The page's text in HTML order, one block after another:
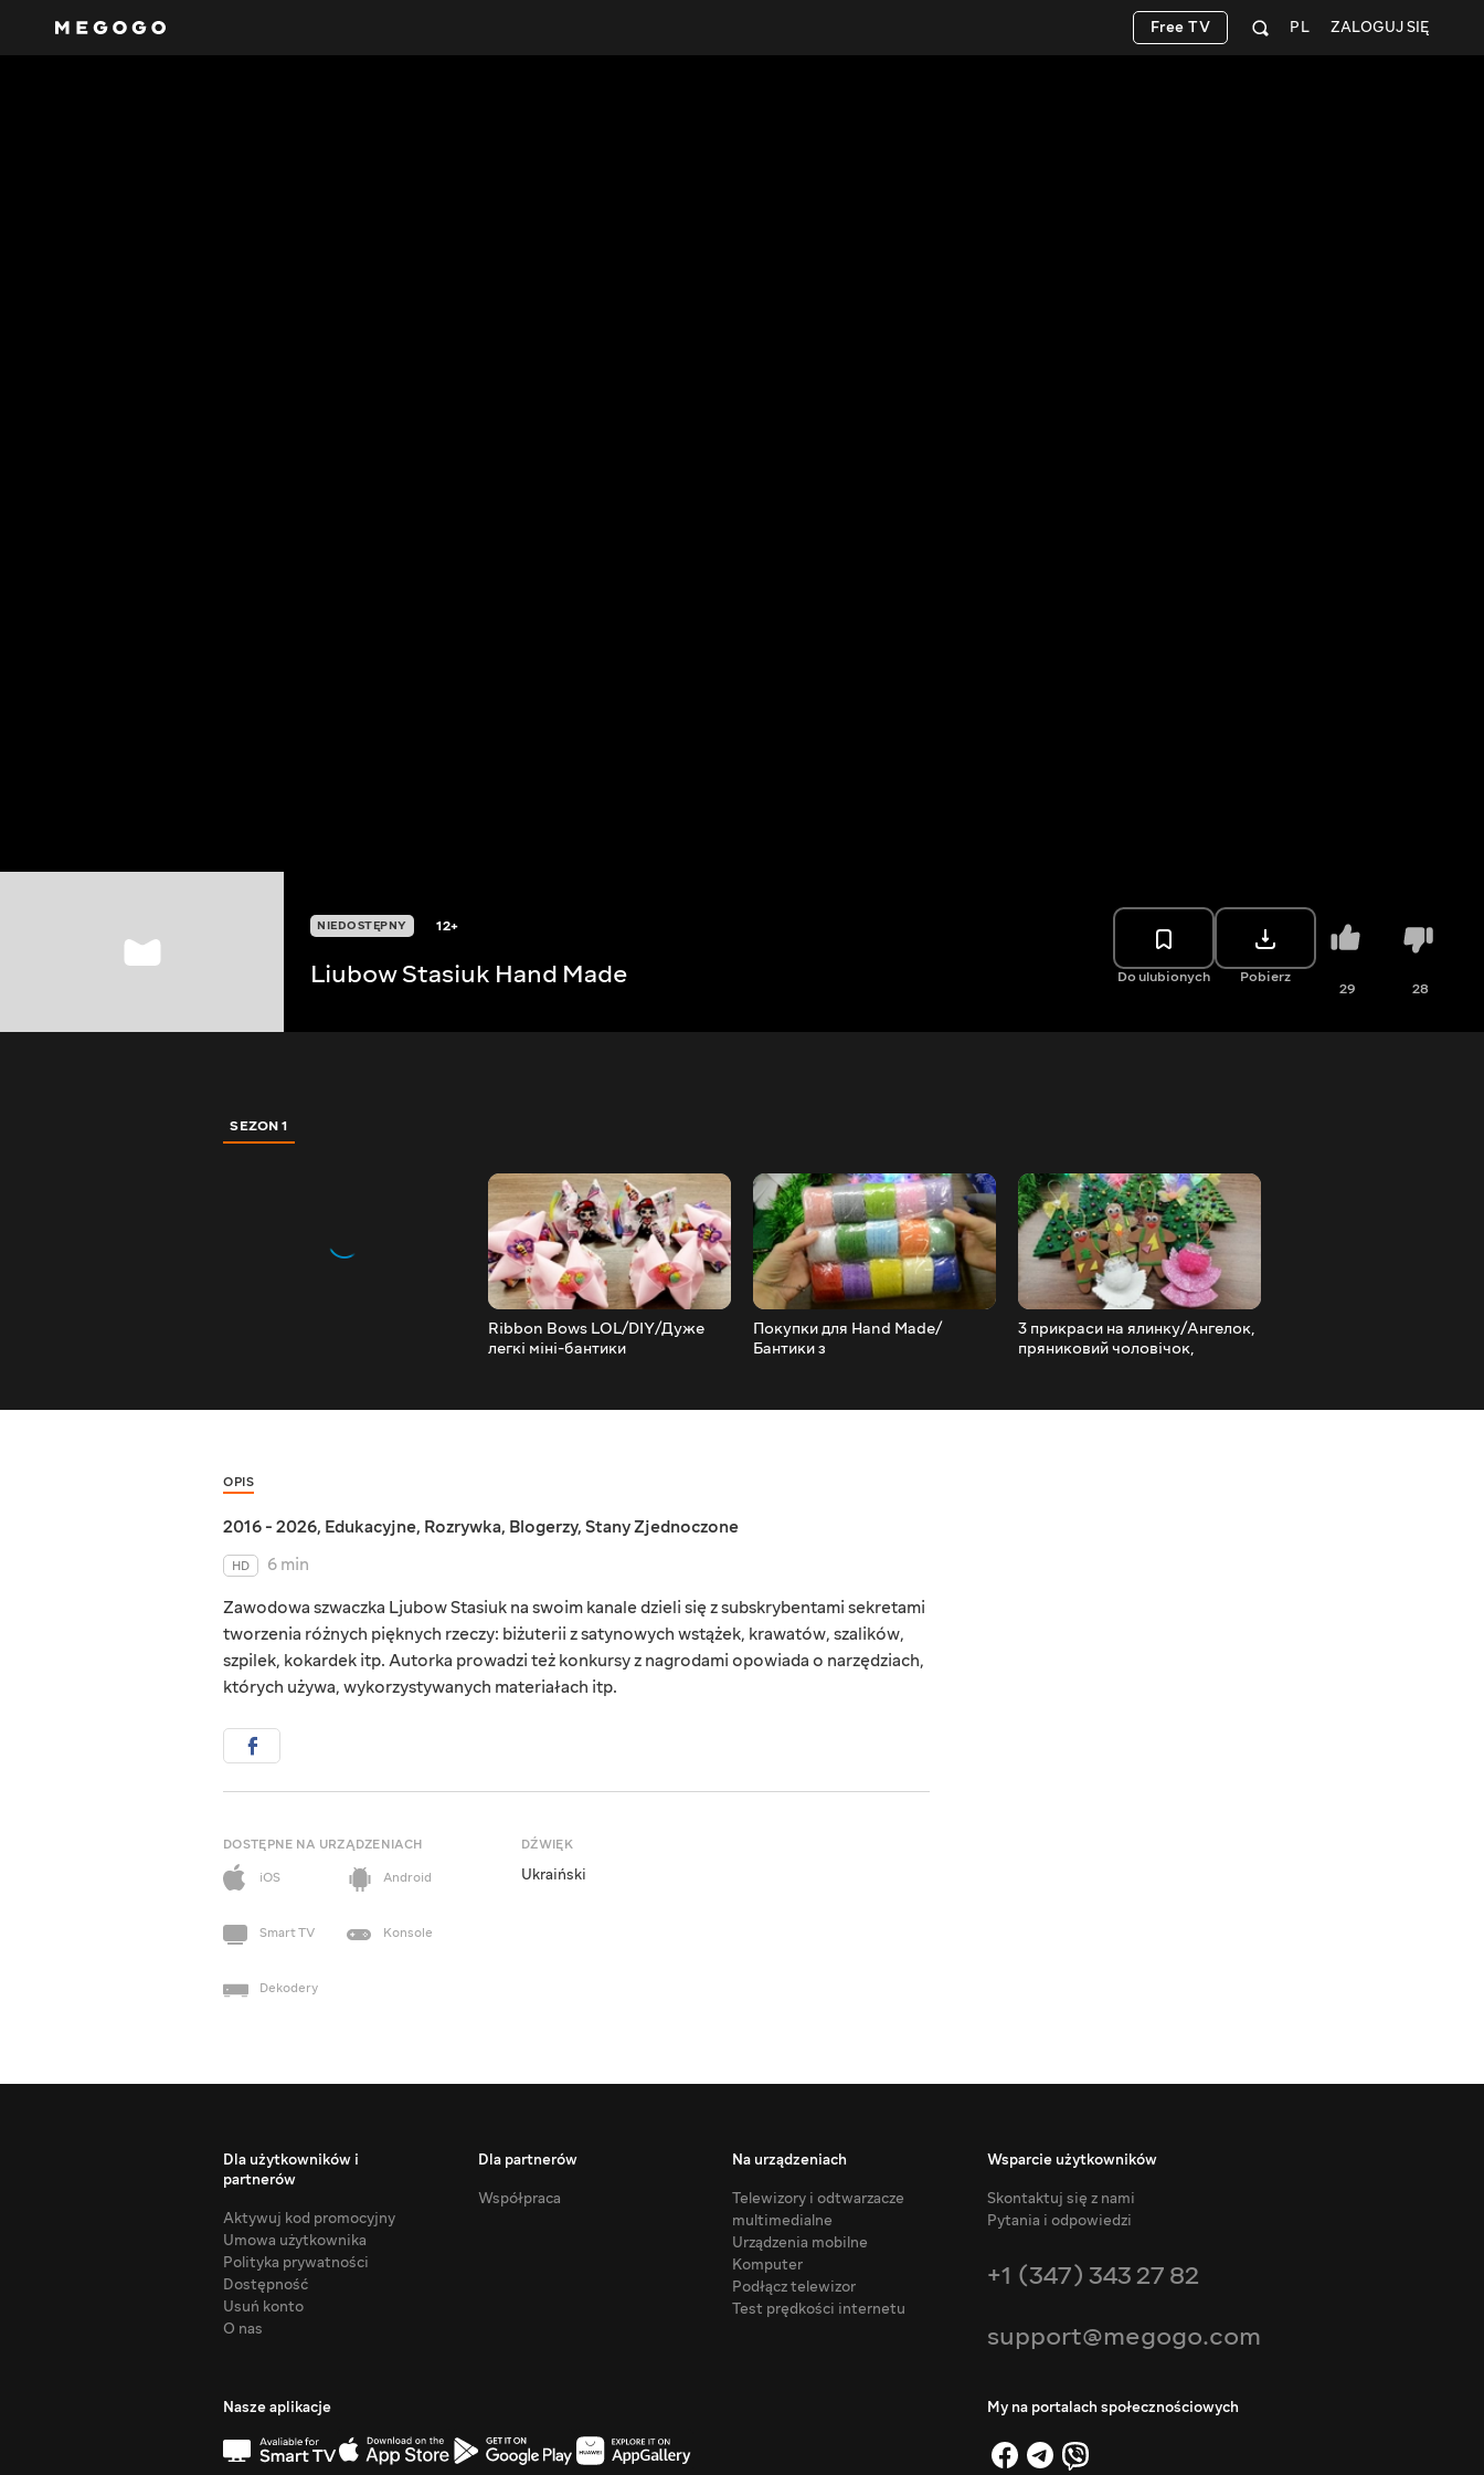
ZALOGUJ SIĘ
PL
Free TV
NIEDOSTĘPNY 12+
Liubow Stasiuk Hand Made Do ulubionych Pobierz
29 28
SEZON 1
Ribbon Bows LOL/DIY/Дуже
легкі міні-бантики
Покупки для Hand Made/
Бантики з
3 прикраси на ялинку/Ангелок,
пряниковий чоловічок,
OPIS
2016 - 2026, Edukacyjne, Rozrywka, Blogerzy, Stany Zjednoczone
HD
6 min
Zawodowa szwaczka Ljubow Stasiuk na swoim kanale dzieli się z subskrybentami sekretami
tworzenia różnych pięknych rzeczy: biżuterii z satynowych wstążek, krawatów, szalików,
szpilek, kokardek itp. Autorka prowadzi też konkursy z nagrodami opowiada o narzędziach,
których używa, wykorzystywanych materiałach itp.
DOSTĘPNE NA URZĄDZENIACH
iOS
Android
Smart TV Konsole
Dekodery
DŹWIĘK
Ukraiński
Dla użytkowników i
partnerów
Aktywuj kod promocyjny
Umowa użytkownika
Polityka prywatności
Dostępność
Usuń konto
O nas
Dla partnerów
Współpraca
Na urządzeniach
Telewizory i odtwarzacze
multimedialne
Urządzenia mobilne
Komputer
Podłącz telewizor
Test prędkości internetu
Wsparcie użytkowników
Skontaktuj się z nami
Pytania i odpowiedzi
+1 (347) 343 27 82
support@megogo.com
Nasze aplikacje My na portalach społecznościowych